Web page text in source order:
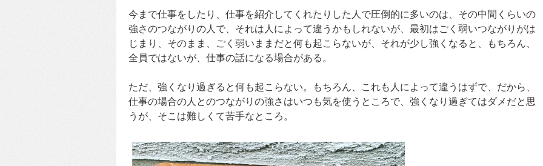
今まで仕事をしたり、仕事を紹介してくれたりした人で圧倒的に多いのは、その中間くらいの
強さのつながりの人で、それは人によって違うかもしれないが、最初はごく弱いつながりがは
じまり、そのまま、ごく弱いままだと何も起こらないが、それが少し強くなると、もちろん、
全員ではないが、仕事の話になる場合がある。
ただ、強くなり過ぎると何も起こらない。もちろん、これも人によって違うはずで、だから、
仕事の場合の人とのつながりの強さはいつも気を使うところで、強くなり過ぎてはダメだと思
うが、そこは難しくて苦手なところ。